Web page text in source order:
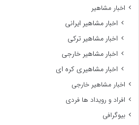
اخبار مشاهیر
اخبار مشاهیر ایرانی
اخبار مشاهیر ترکی
اخبار مشاهیر خارجی
اخبار مشاهیری کره ای
اخبار مشاهیر خارجی
افراد و رویداد ها فردی
بیوگرافی